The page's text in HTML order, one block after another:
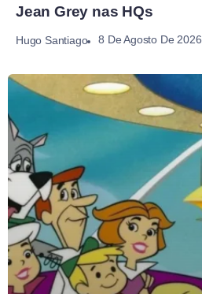
Jean Grey nas HQs
Hugo Santiago 8 De Agosto De 2026